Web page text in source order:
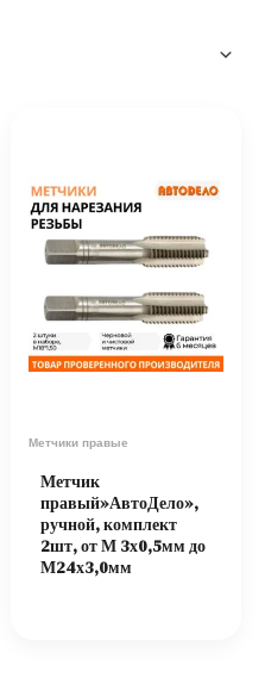
Метчики правые
Метчик
правый»АвтоДело»,
ручной, комплект
2шт, от М 3х0,5мм до
М24х3,0мм